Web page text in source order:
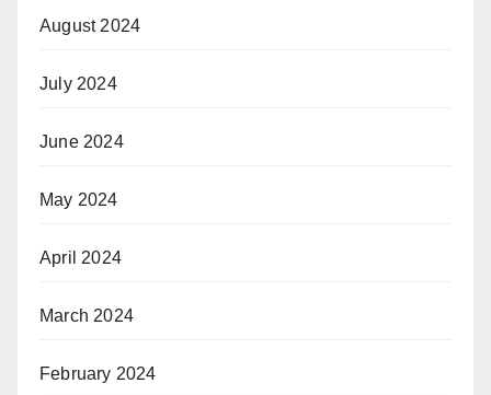
August 2024
July 2024
June 2024
May 2024
April 2024
March 2024
February 2024